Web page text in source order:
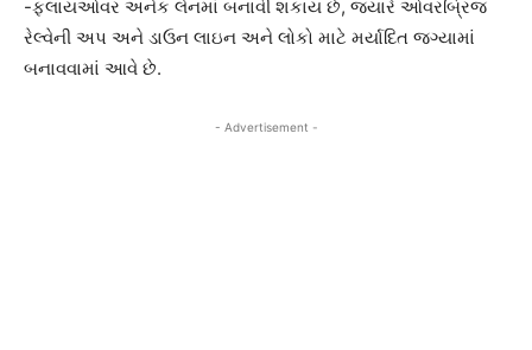
-ફ્લાયઓવર અનેક લેનમાં બનાવી શકાય છે, જ્યારે ઓવરબ્રિજ
રેલ્વેની અપ અને ડાઉન લાઇન અને લોકો માટે મર્યાદિત જગ્યામાં
બનાવવામાં આવે છે.
- Advertisement -